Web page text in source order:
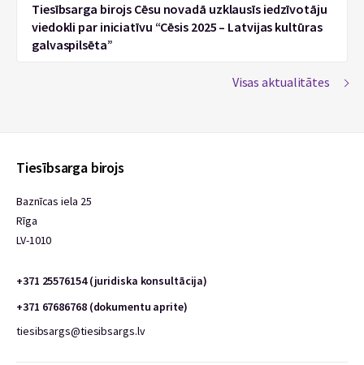
Tiesībsarga birojs Cēsu novadā uzklausīs iedzīvotāju
viedokli par iniciatīvu “Cēsis 2025 – Latvijas kultūras
galvaspilsēta”
Visas aktualitātes
Tiesībsarga birojs
Baznīcas iela 25
Rīga
LV-1010
+371 25576154 (juridiska konsultācija)
+371 67686768 (dokumentu aprite)
tiesibsargs@tiesibsargs.lv